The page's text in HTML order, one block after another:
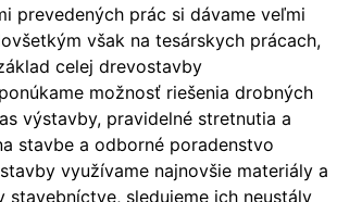
prevedených prác si dávame veľmi
však na tesárskych prácach,
celej drevostavby
možnosť riešenia drobných
výstavby, pravidelné stretnutia a
stavbe a odborné poradenstvo
využívame najnovšie materiály a
stavebníctve, sledujeme ich neustály